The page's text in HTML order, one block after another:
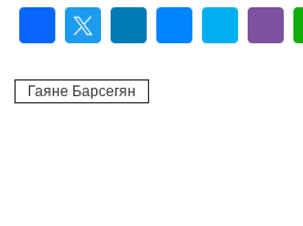
Гаяне Барсегян